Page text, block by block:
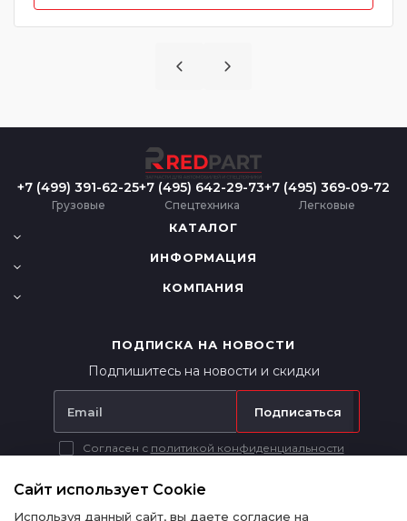
+7 (499) 391-62-25
Грузовые
+7 (495) 642-29-73
Спецтехника
+7 (495) 369-09-72
Легковые
КАТАЛОГ
ИНФОРМАЦИЯ
КОМПАНИЯ
ПОДПИСКА НА НОВОСТИ
Подпишитесь на новости и скидки
Подписаться
Согласен с политикой конфиденциальности
информационный характер и ни при каких условиях не является
публичной офертой в соответствии с п. 2 ст. 437 ГК РФ.
Сайт использует Cookie
Используя данный сайт, вы даете согласие на